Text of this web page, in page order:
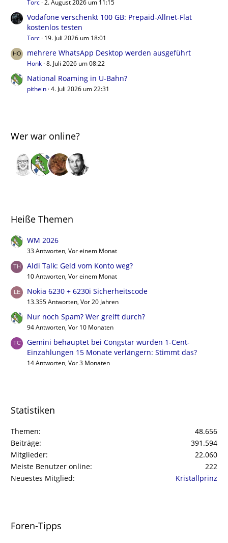
Torc 2. August 2026 um 11:15
Vodafone verschenkt 100 GB: Prepaid-Allnet-Flat
kostenlos testen
Torc 19. Juli 2026 um 18:01
mehrere WhatsApp Desktop werden ausgeführt
Honk 8. Juli 2026 um 08:22
National Roaming in U-Bahn?
pithein 4. Juli 2026 um 22:31
Wer war online?
Heiße Themen
WM 2026
33 Antworten, Vor einem Monat
Aldi Talk: Geld vom Konto weg?
10 Antworten, Vor einem Monat
Nokia 6230 + 6230i Sicherheitscode
13.355 Antworten, Vor 20 Jahren
Nur noch Spam? Wer greift durch?
94 Antworten, Vor 10 Monaten
Gemini behauptet bei Congstar würden 1-Cent-
Einzahlungen 15 Monate verlängern: Stimmt das?
14 Antworten, Vor 3 Monaten
Statistiken
Themen
48.656
Beiträge
391.594
Mitglieder
22.060
Meiste Benutzer online
222
Neuestes Mitglied
Kristallprinz
Foren-Tipps